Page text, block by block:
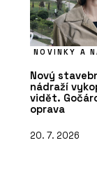
NOVINKY A
Nový
nádraží
vidět.
oprava
20. 7. 2026